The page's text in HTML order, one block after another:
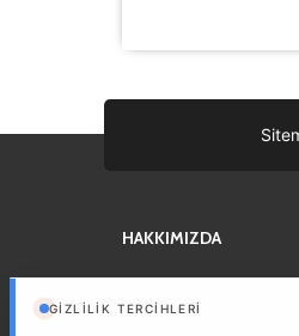
GIZLILIK TERCIHLERI
HAKKIMIZDA
günlük turlara en iyi